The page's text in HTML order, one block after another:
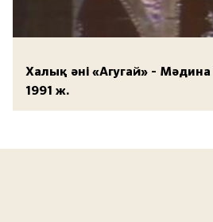
Халық әні «Агугай» - Мәдина
1991 ж.